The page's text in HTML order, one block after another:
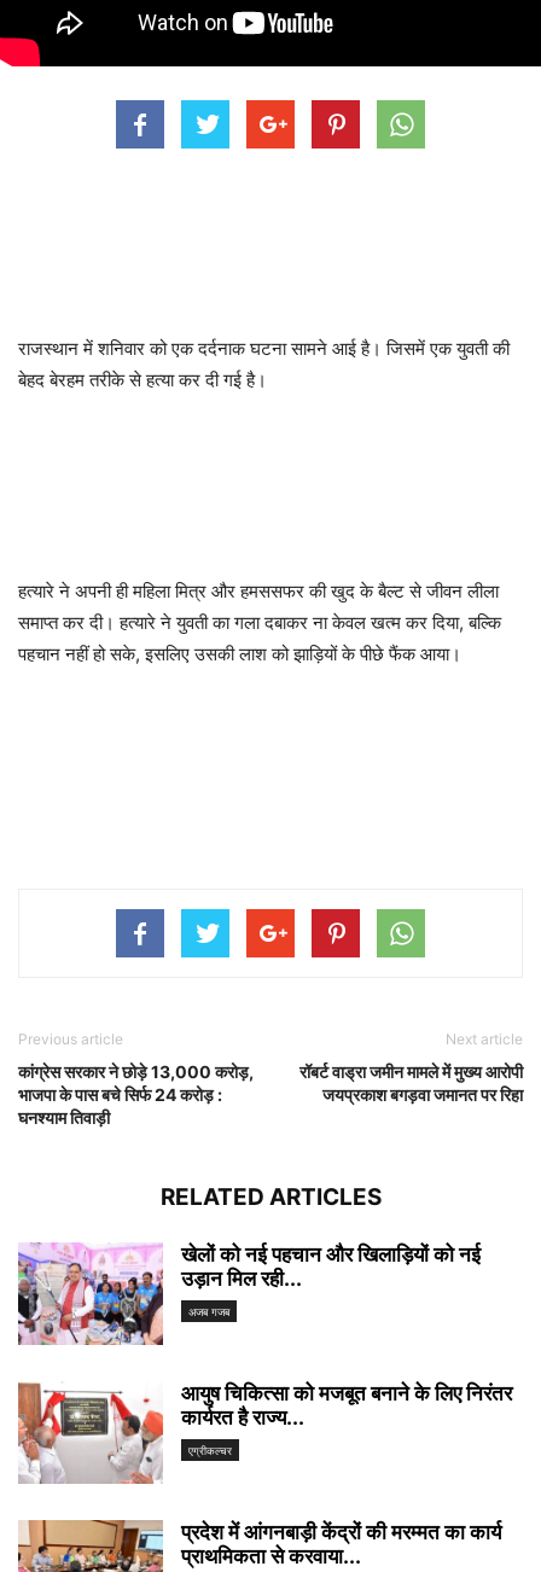
राजस्थान में शनिवार को एक दर्दनाक घटना सामने आई है। जिसमें एक युवती की
बेहद बेरहम तरीके से हत्या कर दी गई है।
हत्यारे ने अपनी ही महिला मित्र और हमससफर की खुद के बैल्ट से जीवन लीला
समाप्त कर दी। हत्यारे ने युवती का गला दबाकर ना केवल खत्म कर दिया, बल्कि
पहचान नहीं हो सके, इसलिए उसकी लाश को झाड़ियों के पीछे फैंक आया।
Previous article
कांग्रेस सरकार ने छोड़े 13,000 करोड़,
भाजपा के पास बचे सिर्फ 24 करोड़ :
घनश्याम तिवाड़ी
Next article
रॉबर्ट वाड्रा जमीन मामले में मुख्य आरोपी
जयप्रकाश बगड़वा जमानत पर रिहा
RELATED ARTICLES
खेलों को नई पहचान और खिलाड़ियों को नई
उड़ान मिल रही...
अजब गजब
आयुष चिकित्सा को मजबूत बनाने के लिए निरंतर
कार्यरत है राज्य...
एग्रीकल्चर
प्रदेश में आंगनबाड़ी केंद्रों की मरम्मत का कार्य
प्राथमिकता से करवाया...